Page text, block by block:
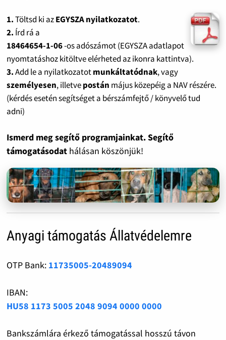
1.Töltsd ki azEGYSZA nyilatkozatot.
2. Írd rá a
18464654-1-06-os adószámot (EGYSZA adatlapot
nyomtatáshoz kitöltve elérheted az ikonra kattintva).
3.Add le a nyilatkozatotmunkáltatódnak, vagy
személyesen, illetvepostán május közepéig a NAV részére.
(kérdés esetén segítséget a bérszámfejtő / könyvelő tud
adni)
Ismerd meg segítő programjainkat. Segítő
támogatásodat hálásan köszönjük!
Anyagi támogatás Állatvédelemre
OTP Bank: 11735005-20489094
IBAN:
HU58 1173 5005 2048 9094 0000 0000
Bankszámlára érkező támogatással hosszú távon